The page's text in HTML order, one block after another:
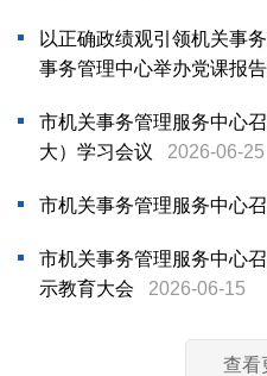
以正确政绩观引领机关事
事务管理中心举办党课报
市机关事务管理服务中心
大）学习会议
2026-06-25
市机关事务管理服务中心
市机关事务管理服务中心
示教育大会
2026-06-15
查看